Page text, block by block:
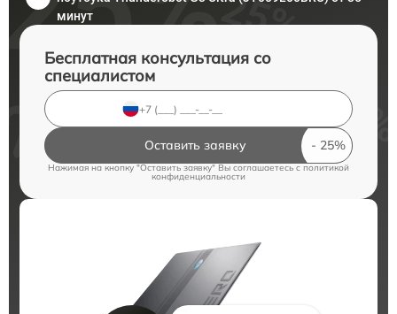
минут
Бесплатная консультация со
специалистом
Оставить заявку
Нажимая на кнопку "Оставить заявку" Вы соглашаетесь cполитикой
конфиденциальности